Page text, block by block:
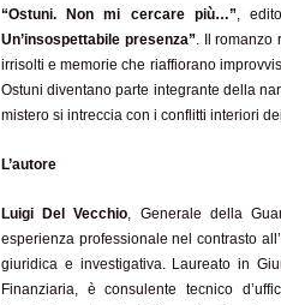
“Ostuni. Non mi cercare più…”,
Un’insospettabile presenza”. Il romanzo
irrisolti e memorie che riaffiorano
Ostuni diventano parte integrante della
mistero si intreccia con i conflitti interiori
L’autore
Luigi Del Vecchio, Generale della
esperienza professionale nel contrasto
giuridica e investigativa. Laureato in
Finanziaria, è consulente tecnico